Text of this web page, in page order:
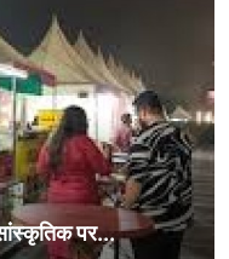
पर...